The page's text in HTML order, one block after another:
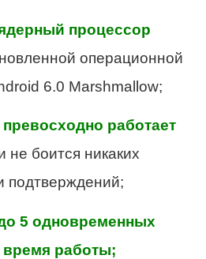
процессор
операционной
6.0 Marshmallow;
работает
не боится никаких
подтверждений;
5 одновременных
время работы;